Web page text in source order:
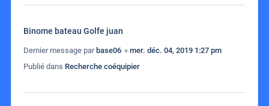
Binome bateau Golfe juan
Dernier message par base06 « mer. déc. 04, 2019 1:27 pm
Publié dans Recherche coéquipier